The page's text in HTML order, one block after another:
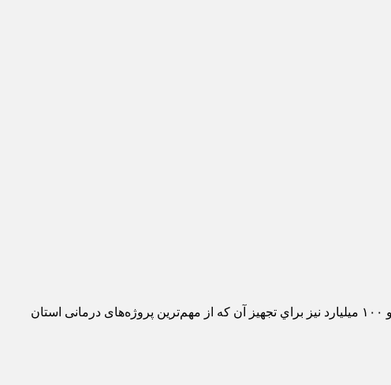
رئیس سازمان مدیریت و برنامه‌ریزی استان‌ تهران گفت: ۲۵۰ میلیارد تومان اعتبار به بیمارستان نیمه تمام اسلامشهر تخصیص یافته و ۱۰۰ میلیارد نیز براي تجهیز آن که از مهم‌ترین پروژه‌های درمانی استان